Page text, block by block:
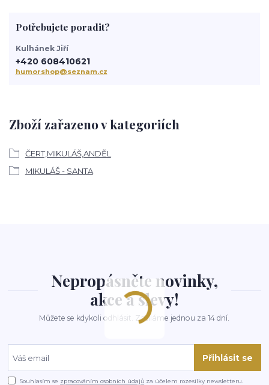
Zboží zařazeno v kategoriích
ČERT,MIKULÁŠ,ANDĚL
MIKULÁŠ - SANTA
Potřebujete poradit?
Kulhánek Jiří
+420 608410621
humorshop@seznam.cz
Nepropásněte novinky,
akce a slevy!
Můžete se kdykoli odhlásit. Zasíláme jednou za 14 dní.
Přihlásit se
Souhlasím se zpracováním osobních údajů za účelem rozesílky newsletteru.